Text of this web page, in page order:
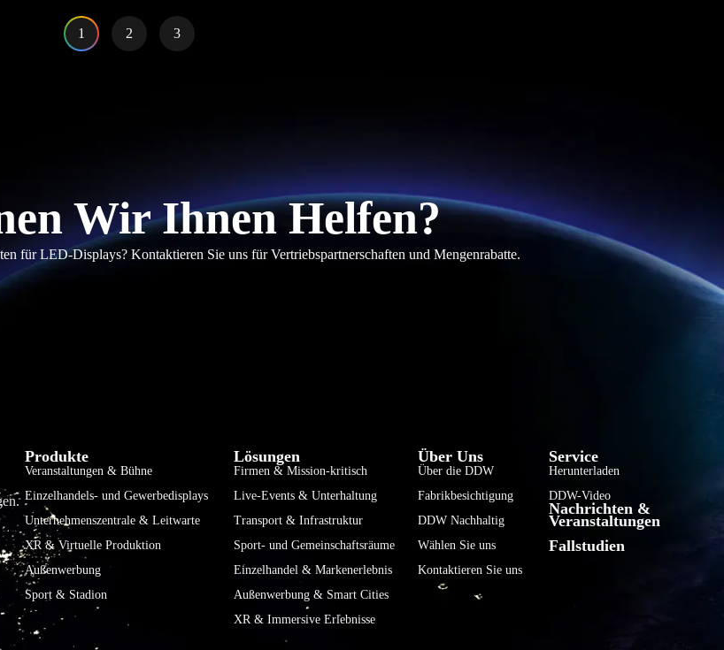
1 2 3
Wir Ihnen Helfen?
für LED-Displays? Kontaktieren Sie uns für Vertriebspartnerschaften und Mengenrabatte.
Produkte
Veranstaltungen & Bühne
Einzelhandels- und Gewerbedisplays
Unternehmenszentrale & Leitwarte
XR & Virtuelle Produktion
Außenwerbung
Sport & Stadion
Lösungen
Firmen & Mission-kritisch
Live-Events & Unterhaltung
Transport & Infrastruktur
Sport- und Gemeinschaftsräume
Einzelhandel & Markenerlebnis
Außenwerbung & Smart Cities
XR & Immersive Erlebnisse
Über Uns
Über die DDW
Fabrikbesichtigung
DDW Nachhaltig
Wählen Sie uns
Kontaktieren Sie uns
Service
Herunterladen
DDW-Video
Nachrichten &
Veranstaltungen
Fallstudien
Português
Italiano
Tiếng Việt
한국어